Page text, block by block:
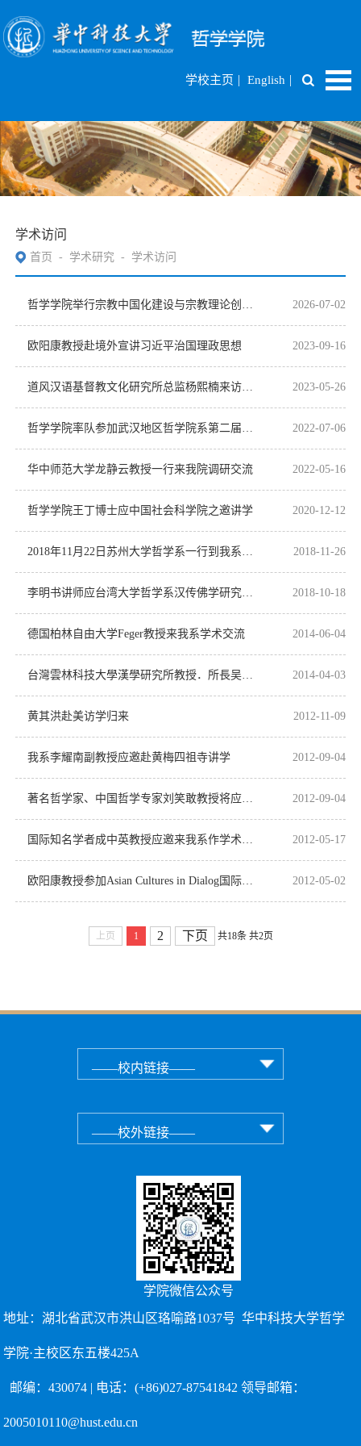
学校主页 | English |
学术访问
首页 - 学术研究 - 学术访问
哲学学院举行宗教中国化建设与宗教理论创新暨宗教学智库建设座谈会 2026-07-02
欧阳康教授赴境外宣讲习近平治国理政思想 2023-09-16
道风汉语基督教文化研究所总监杨熙楠来访学术交流 2023-05-26
哲学学院率队参加武汉地区哲学院系第二届课程思政交流会暨第三届乒乓球联谊赛 2022-07-06
华中师范大学龙静云教授一行来我院调研交流 2022-05-16
哲学学院王丁博士应中国社会科学院之邀讲学 2020-12-12
2018年11月22日苏州大学哲学系一行到我系调研 2018-11-26
李明书讲师应台湾大学哲学系汉传佛学研究室之邀担任主题演讲 2018-10-18
德国柏林自由大学Feger教授来我系学术交流 2014-06-04
台灣雲林科技大學漢學研究所教授．所長吴进安到我系讲学一个月 2014-04-03
黄其洪赴美访学归来 2012-11-09
我系李耀南副教授应邀赴黄梅四祖寺讲学 2012-09-04
著名哲学家、中国哲学专家刘笑敢教授将应邀前来哲学系讲学 2012-09-04
国际知名学者成中英教授应邀来我系作学术讲演 2012-05-17
欧阳康教授参加Asian Cultures in Dialog国际学术研讨会 2012-05-02
上页 1 2 下页 共18条 共2页
学院微信公众号
地址：湖北省武汉市洪山区珞喻路1037号 华中科技大学哲学
学院·主校区东五楼425A
邮编：430074 | 电话：(+86)027-87541842 领导邮箱：
2005010110@hust.edu.cn